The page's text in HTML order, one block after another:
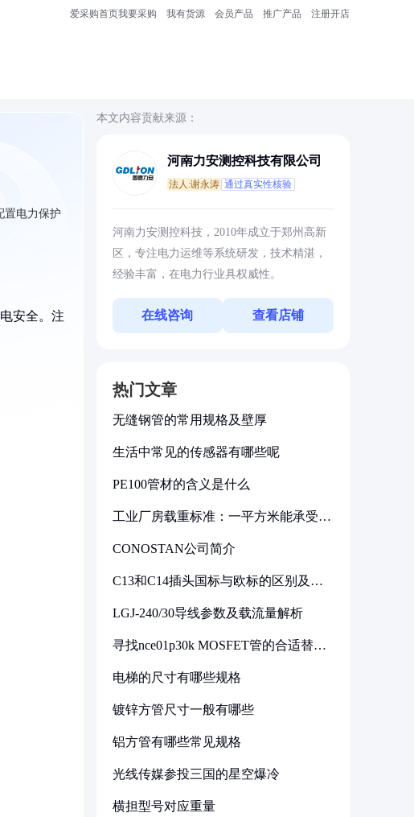
爱采购首页我要采购 我有货源 会员产品 推广产品 注册开店
置电力保护
安全。注
本文内容贡献来源：
河南力安测控科技有限公司
法人:谢永涛 通过真实性核验
河南力安测控科技，2010年成立于郑州高新
区，专注电力运维等系统研发，技术精湛，
经验丰富，在电力行业具权威性。
在线咨询 查看店铺
热门文章
无缝钢管的常用规格及壁厚
生活中常见的传感器有哪些呢
PE100管材的含义是什么
工业厂房载重标准：一平方米能承受多
CONOSTAN公司简介
C13和C14插头国标与欧标的区别及其
LGJ-240/30导线参数及载流量解析
寻找nce01p30k MOSFET管的合适替代
电梯的尺寸有哪些规格
镀锌方管尺寸一般有哪些
铝方管有哪些常见规格
光线传媒参投三国的星空爆冷
横担型号对应重量